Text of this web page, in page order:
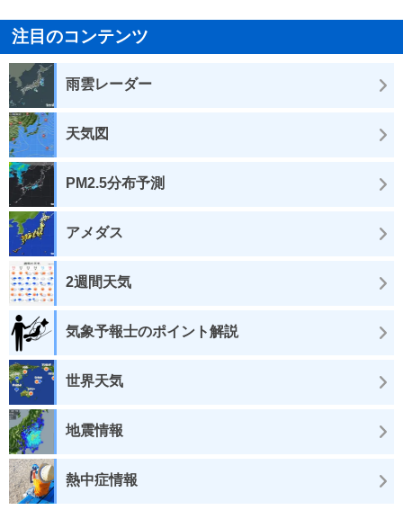
注目のコンテンツ
雨雲レーダー
天気図
PM2.5分布予測
アメダス
2週間天気
気象予報士のポイント解説
世界天気
地震情報
熱中症情報